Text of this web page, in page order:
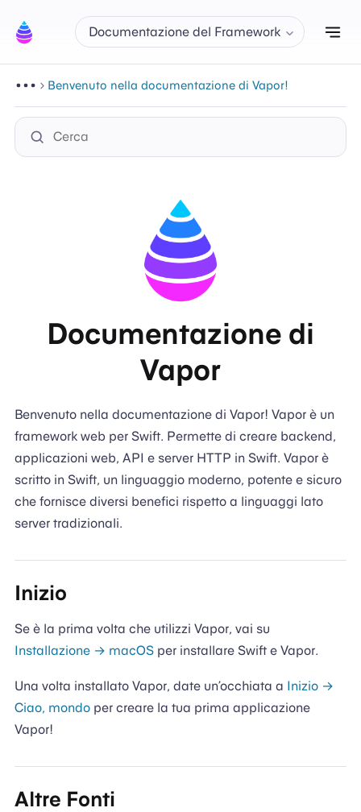
Documentazione del Framework
Benvenuto nella documentazione di Vapor!
Documentazione di
Vapor
Benvenuto nella documentazione di Vapor! Vapor è un
framework web per Swift. Permette di creare backend,
applicazioni web, API e server HTTP in Swift. Vapor è
scritto in Swift, un linguaggio moderno, potente e sicuro
che fornisce diversi benefici rispetto a linguaggi lato
server tradizionali.
Inizio
Se è la prima volta che utilizzi Vapor, vai su
Installazione → macOSper installare Swift e Vapor.
Una volta installato Vapor, date un’occhiata a Inizio →
Ciao, mondoper creare la tua prima applicazione
Vapor!
Altre Fonti